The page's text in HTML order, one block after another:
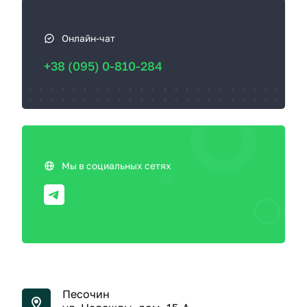
Онлайн-чат
+38 (095) 0-810-284
Мы в социальных сетях
Песочин